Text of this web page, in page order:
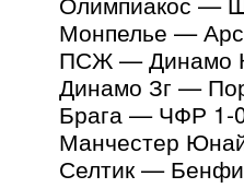
Монпелье —
ПСЖ — Динамо
Динамо Зг —
Брага — ЧФР 1-
Манчестер
Селтик —